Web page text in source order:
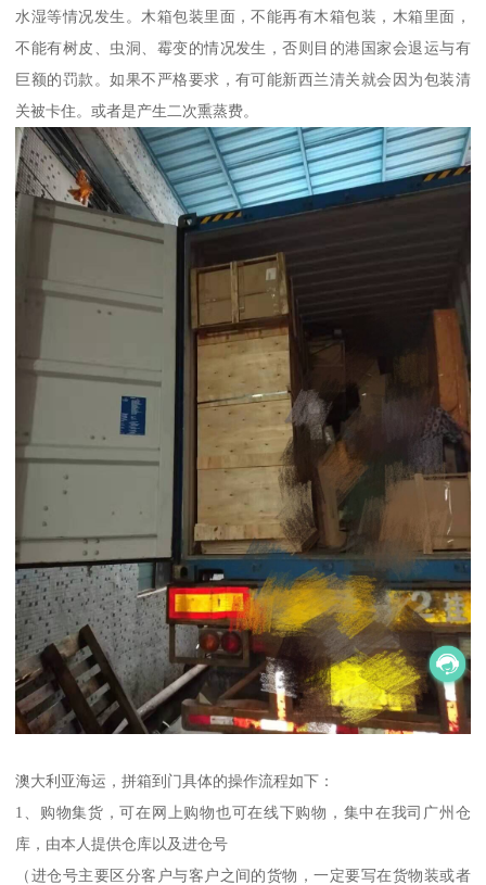
水湿等情况发生。木箱包装里面，不能再有木箱包装，木箱里面，
不能有树皮、虫洞、霉变的情况发生，否则目的港国家会退运与有
巨额的罚款。如果不严格要求，有可能新西兰清关就会因为包装清
关被卡住。或者是产生二次熏蒸费。
澳大利亚海运，拼箱到门具体的操作流程如下：
1、购物集货，可在网上购物也可在线下购物，集中在我司广州仓
库，由本人提供仓库以及进仓号
（进仓号主要区分客户与客户之间的货物，一定要写在货物装或者